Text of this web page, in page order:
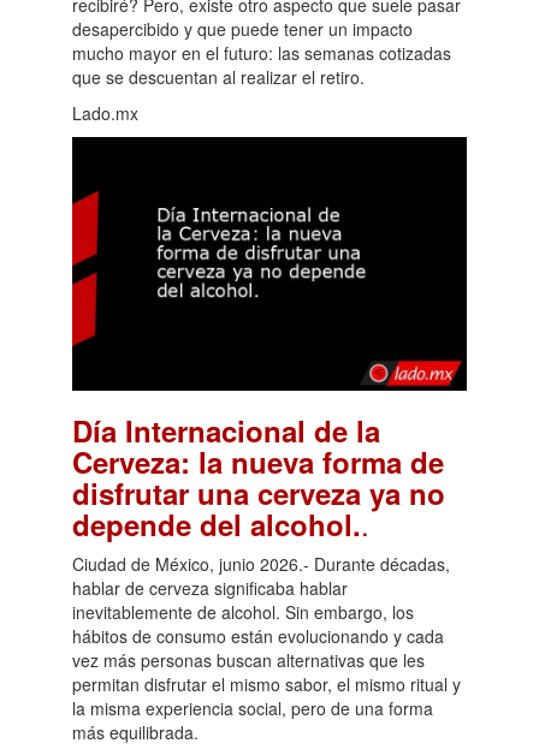
recibiré? Pero, existe otro aspecto que suele pasar
desapercibido y que puede tener un impacto
mucho mayor en el futuro: las semanas cotizadas
que se descuentan al realizar el retiro.
Lado.mx
Día Internacional de la
Cerveza: la nueva forma de
disfrutar una cerveza ya no
depende del alcohol..
Ciudad de México, junio 2026.- Durante décadas,
hablar de cerveza significaba hablar
inevitablemente de alcohol. Sin embargo, los
hábitos de consumo están evolucionando y cada
vez más personas buscan alternativas que les
permitan disfrutar el mismo sabor, el mismo ritual y
la misma experiencia social, pero de una forma
más equilibrada.